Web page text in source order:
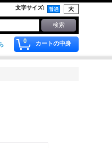
文字サイズ:
0 カートの中身